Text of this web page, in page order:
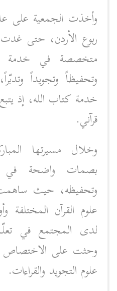
وأخذت الجمعية على
ربوع الأردن، حتى
متخصصة في خدمة
وتحفيظاً وتجويداً
خدمة كتاب الله، إذ
قرآني.
وخلال مسيرتها
بصمات واضحة في
وتحفيظه، حيث
علوم القرآن
لدى المجتمع في
وحثت على
علوم التجويد والقراءات.